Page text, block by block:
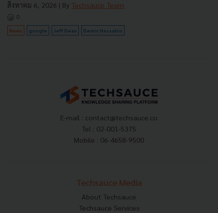
สิงหาคม 6, 2026 | By Techsauce Team
0
News google Jeff Dean Demis Hassabis
E-mail : contact@techsauce.co
Tel : 02-001-5375
Mobile : 06-4658-9500
Techsauce Media
About Techsauce
Techsauce Services